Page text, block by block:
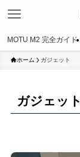
MOTU M2 完全ガイド
ホーム ガジェット
ガジェット